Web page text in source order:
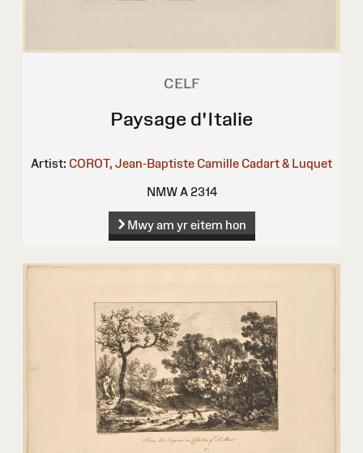
CELF
Paysage d'Italie
Artist: COROT, Jean-Baptiste Camille Cadart & Luquet
NMW A 2314
Mwy am yr eitem hon